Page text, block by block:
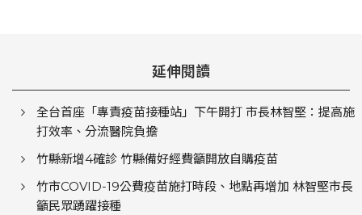
延伸閱讀
全台首座「專責疫苗接種站」下午開打 市長林智堅：提高施
打效率、分流醫院負擔
竹縣新增4確診 竹縣備好經費籲開放自購疫苗
竹市COVID-19公費疫苗施打時段、地點再增加 林智堅市長
籲民眾踴躍接種